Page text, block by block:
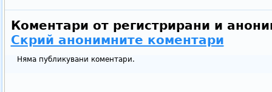
Коментари от регистрирани и
Скрий анонимните коментари
Няма публикувани коментари.